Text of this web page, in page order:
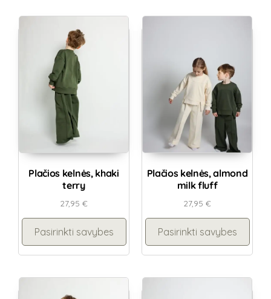
Plačios kelnės, khaki
terry
27,95 €
Pasirinkti savybes
Plačios kelnės, almond
milk fluff
27,95 €
Pasirinkti savybes